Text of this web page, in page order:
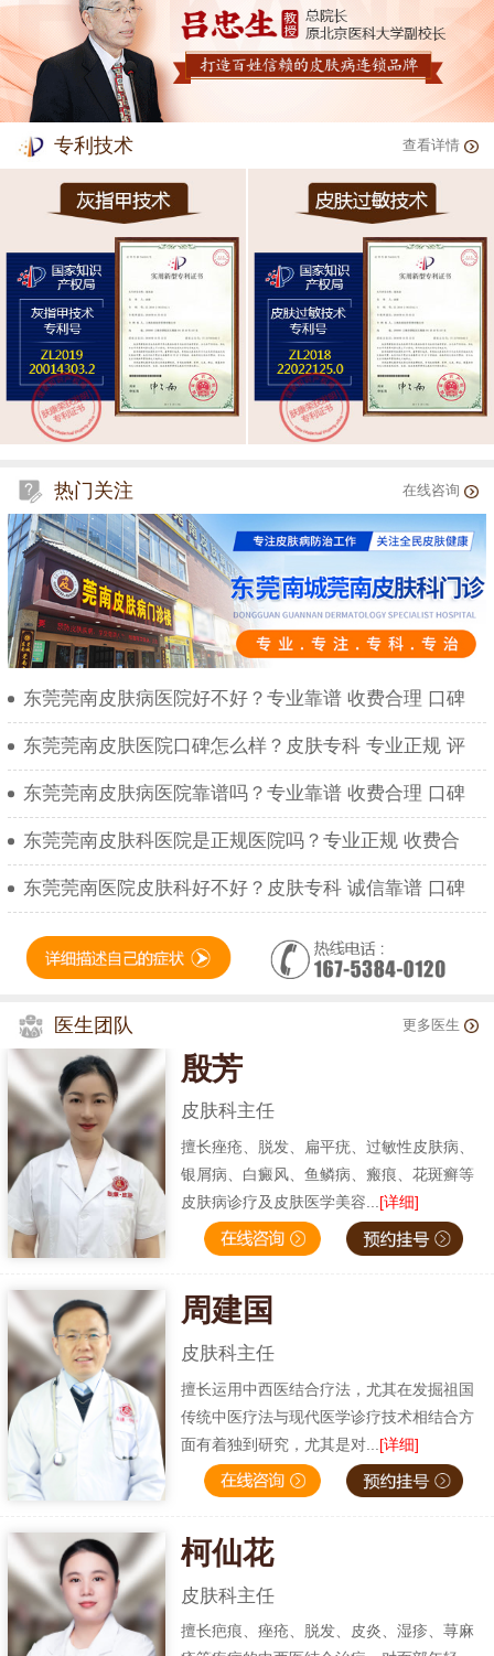
专利技术 查看详情
热门关注 在线咨询
东莞莞南皮肤病医院好不好？专业靠谱 收费合理 口碑
东莞莞南皮肤医院口碑怎么样？皮肤专科 专业正规 评
东莞莞南皮肤病医院靠谱吗？专业靠谱 收费合理 口碑
东莞莞南皮肤科医院是正规医院吗？专业正规 收费合
东莞莞南医院皮肤科好不好？皮肤专科 诚信靠谱 口碑
医生团队 更多医生
殷芳
皮肤科主任
擅长痤疮、脱发、扁平疣、过敏性皮肤病、
银屑病、白癜风、鱼鳞病、瘢痕、花斑癣等
皮肤病诊疗及皮肤医学美容... [详细]
周建国
皮肤科主任
擅长运用中西医结合疗法，尤其在发掘祖国
传统中医疗法与现代医学诊疗技术相结合方
面有着独到研究，尤其是对... [详细]
柯仙花
皮肤科主任
擅长疤痕、痤疮、脱发、皮炎、湿疹、荨麻